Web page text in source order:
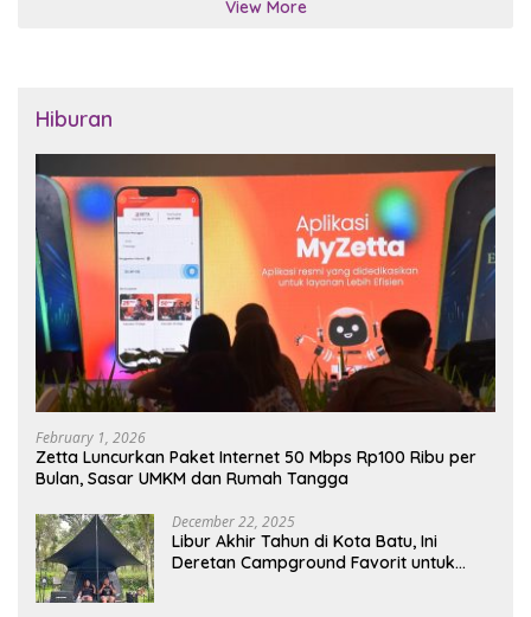
View More
Hiburan
February 1, 2026
Zetta Luncurkan Paket Internet 50 Mbps Rp100 Ribu per
Bulan, Sasar UMKM dan Rumah Tangga
December 22, 2025
Libur Akhir Tahun di Kota Batu, Ini
Deretan Campground Favorit untuk